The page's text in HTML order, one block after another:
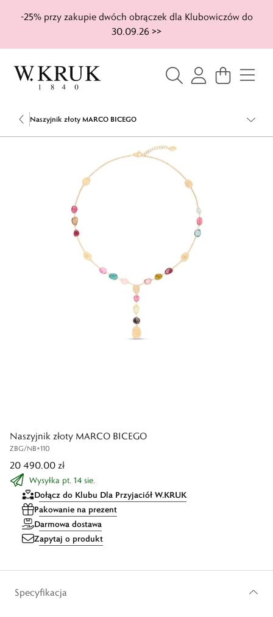
-25% przy zakupie dwóch obrączek dla Klubowiczów do
30.09.26 >>
Naszyjnik złoty MARCO BICEGO
Naszyjnik złoty MARCO BICEGO
ZBG/NB+110
20 490,00 zł
Wysyłka pt. 14 sie.
Dołącz do Klubu Dla Przyjaciół W.KRUK
Pakowanie na prezent
Darmowa dostawa
Zapytaj o produkt
Specyfikacja